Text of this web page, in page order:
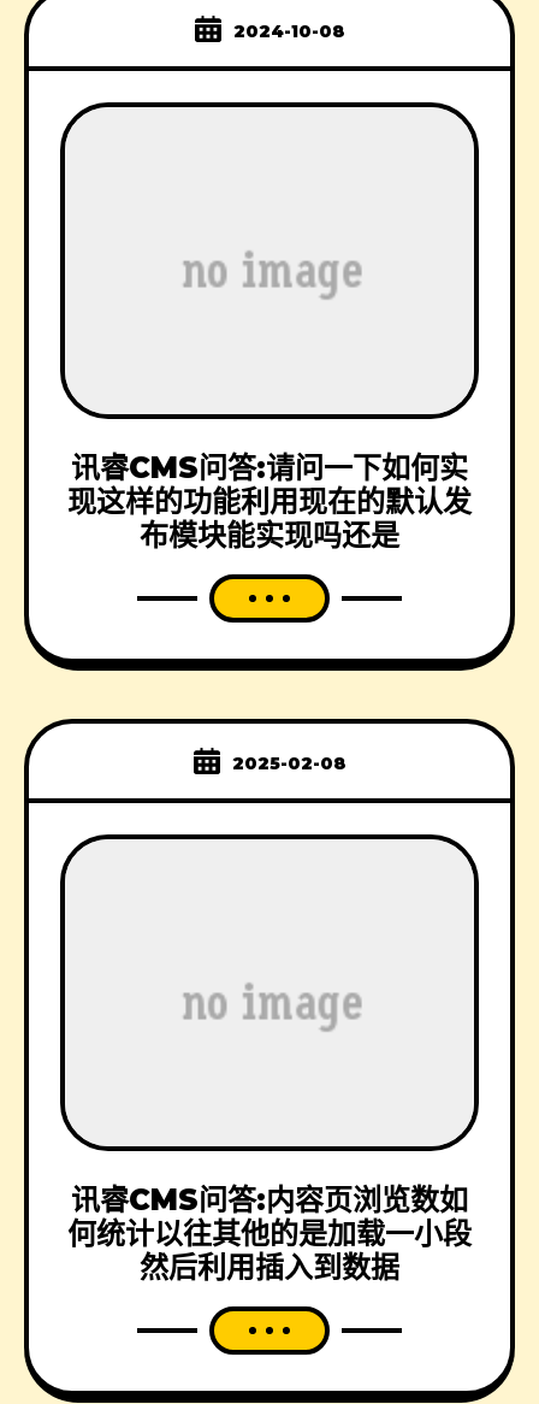
2024-10-08
讯睿CMS问答:请问一下如何实
现这样的功能利用现在的默认发
布模块能实现吗还是
2025-02-08
讯睿CMS问答:内容页浏览数如
何统计以往其他的是加载一小段
然后利用插入到数据